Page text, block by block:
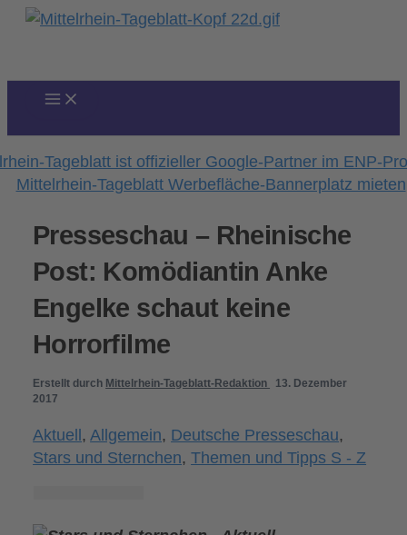
Zum
Presseschau – Rheinische
Post: Komödiantin Anke
Engelke schaut keine
Horrorfilme
Erstellt durch Mittelrhein-Tageblatt-Redaktion
13. Dezember
2017
Aktuell,Allgemein, Deutsche Presseschau,
Stars und Sternchen,Themen und Tipps S - Z